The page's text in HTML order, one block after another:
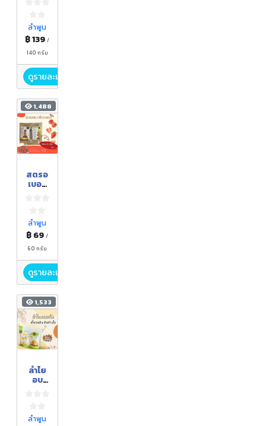
ลำพูน
฿ 139/
140 กรัม
ดูรายละเอียด
1,488
สตรอ
เบอรี่
ลำพูน
฿ 69/
60 กรัม
ดูรายละเอียด
1,533
ลำไย
อบ
ลำพูน